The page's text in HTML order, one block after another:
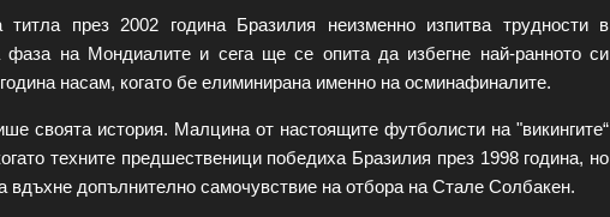
титла през 2002 година Бразилия неизменно изпитва трудности в
фаза на Мондиалите и сега ще се опита да избегне най-ранното си
насам, когато бе елиминирана именно на осминафиналите.
своята история. Малцина от настоящите футболисти на "викингите“
техните предшественици победиха Бразилия през 1998 година, но
вдъхне допълнително самочувствие на отбора на Стале Солбакен.